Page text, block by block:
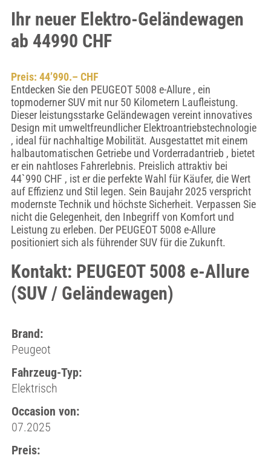
Ihr neuer Elektro-Geländewagen
ab 44990 CHF
Preis: 44’990.– CHF
Entdecken Sie den PEUGEOT 5008 e-Allure , ein
topmoderner SUV mit nur 50 Kilometern Laufleistung.
Dieser leistungsstarke Geländewagen vereint innovatives
Design mit umweltfreundlicher Elektroantriebstechnologie
, ideal für nachhaltige Mobilität. Ausgestattet mit einem
halbautomatischen Getriebe und Vorderradantrieb , bietet
er ein nahtloses Fahrerlebnis. Preislich attraktiv bei
44`990 CHF , ist er die perfekte Wahl für Käufer, die Wert
auf Effizienz und Stil legen. Sein Baujahr 2025 verspricht
modernste Technik und höchste Sicherheit. Verpassen Sie
nicht die Gelegenheit, den Inbegriff von Komfort und
Leistung zu erleben. Der PEUGEOT 5008 e-Allure
positioniert sich als führender SUV für die Zukunft.
Kontakt: PEUGEOT 5008 e-Allure
(SUV / Geländewagen)
Brand:
Peugeot
Fahrzeug-Typ:
Elektrisch
Occasion von:
07.2025
Preis: